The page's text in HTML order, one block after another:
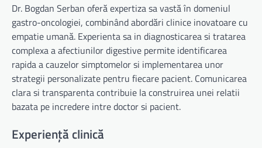
Dr. Bogdan Serban oferă expertiza sa vastă în domeniul
gastro-oncologiei, combinând abordări clinice inovatoare cu
empatie umană. Experienta sa in diagnosticarea si tratarea
complexa a afectiunilor digestive permite identificarea
rapida a cauzelor simptomelor si implementarea unor
strategii personalizate pentru fiecare pacient. Comunicarea
clara si transparenta contribuie la construirea unei relatii
bazata pe incredere intre doctor si pacient.
Experiență clinică